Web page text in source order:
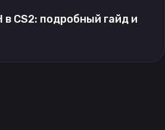
в CS2: подробный гайд и